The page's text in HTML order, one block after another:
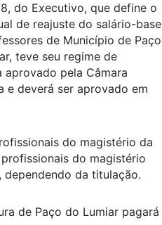
do Executivo, que define o
de reajuste do salário-base
de Município de Paço
teve seu regime de
aprovado pela Câmara
e deverá ser aprovado em
do magistério da
do magistério
dependendo da titulação.
de Paço do Lumiar pagará